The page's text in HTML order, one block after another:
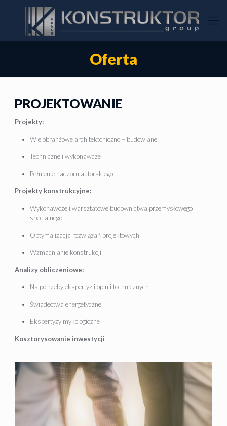
Oferta
PROJEKTOWANIE
Projekty:
Wielobranżowe architektoniczno – budowlane
Techniczne i wykonawcze
Pełnienie nadzoru autorskiego
Projekty konstrukcyjne:
Wykonawcze i warsztatowe budownictwa przemysłowego i
specjalnego
Optymalizacja rozwiązań projektowych
Wzmacnianie konstrukcji
Analizy obliczeniowe:
Na potrzeby ekspertyz i opinii technicznych
Świadectwa energetyczne
Ekspertyzy mykologiczne
Kosztorysowanie inwestycji